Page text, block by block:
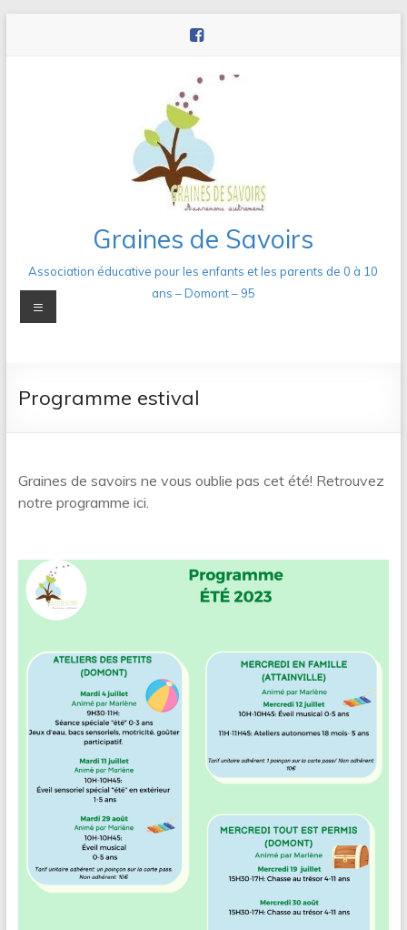
Graines de Savoirs
Association éducative pour les enfants et les parents de 0 à 10
ans – Domont – 95
Menu
Programme estival
Graines de savoirs ne vous oublie pas cet été! Retrouvez
notre programme ici.